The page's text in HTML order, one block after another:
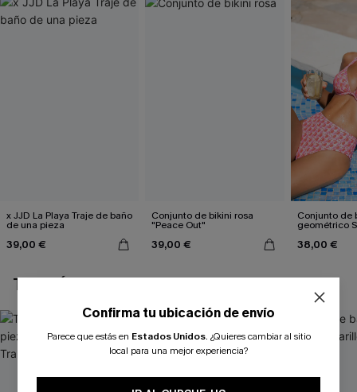
x JJD La Playa Traje de baño
de una pieza
39,00 €
Conjunto de bikini rosa
"Peace Out"
39,00 €
Conjunto de
geométrico
38,00 €
TAMBIÉN TE PUEDE GUSTAR
Confirma tu ubicación de envío
Parece que estás en Estados Unidos. ¿Quieres cambiar al sitio
local para una mejor experiencia?